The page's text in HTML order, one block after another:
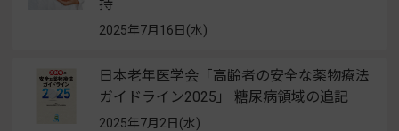
持
2025年7月16日(水)
日本老年医学会「高齢者の安全な薬物療法
ガイドライン2025」 糖尿病領域の追記
2025年7月2日(水)